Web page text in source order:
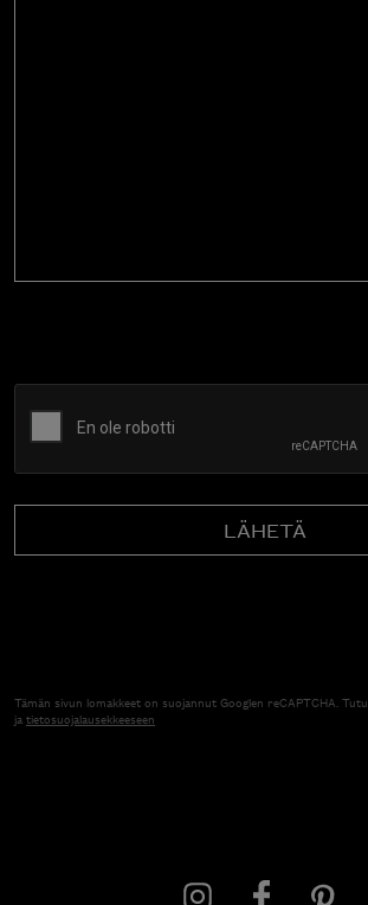
Tämän sivun lomakkeet on suojannut Googlen reCAPTCHA.
jatietosuojalausekkeeseen